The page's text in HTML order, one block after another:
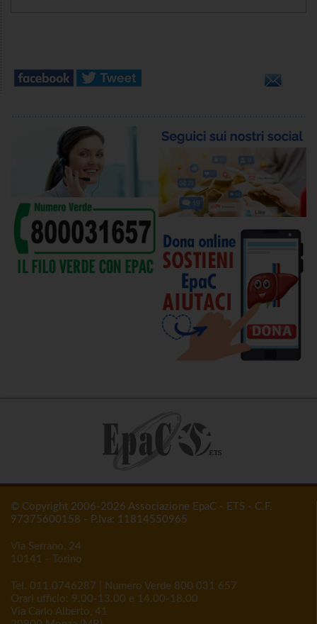
© Copyright 2006-2026 Associazione EpaC - ETS - C.F.
97375600158 - P.Iva: 11814550965
Via Serrano, 24
10141 - Torino
Tel. 011.0746287 | Numero Verde 800 031 657
Orari ufficio: 9.00-13.00 e 14.00-18.00
Via Carlo Alberto, 41